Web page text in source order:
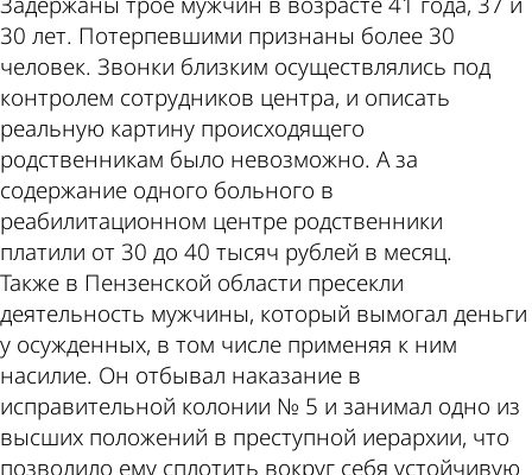
30 лет. Потерпевшими признаны более 30
человек. Звонки близким осуществлялись под
контролем сотрудников центра, и описать
реальную картину происходящего
родственникам было невозможно. А за
содержание одного больного в
реабилитационном центре родственники
платили от 30 до 40 тысяч рублей в месяц.
Также в Пензенской области пресекли
деятельность мужчины, который вымогал деньги
у осужденных, в том числе применяя к ним
насилие. Он отбывал наказание в
исправительной колонии № 5 и занимал одно из
высших положений в преступной иерархии, что
позволило ему сплотить вокруг себя устойчивую